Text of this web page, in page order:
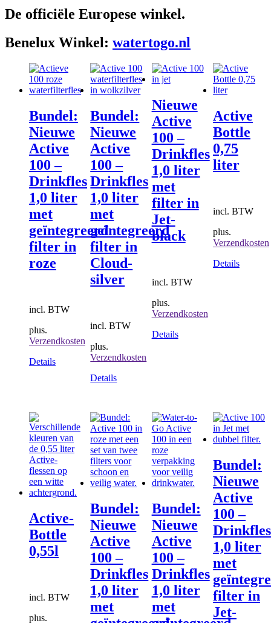
De officiële Europese winkel.
Benelux Winkel: watertogo.nl
Bundel:
Nieuwe
Active
100 –
Drinkfles
1,0 liter
met
geïntegreerd
filter in
roze
incl. BTW
plus.
Verzendkosten
Details
Bundel:
Nieuwe
Active
100 –
Drinkfles
1,0 liter
met
geïntegreerd
filter in
Cloud-
silver
incl. BTW
plus.
Verzendkosten
Details
Nieuwe
Active
100 –
Drinkfles
1,0 liter
met
filter in
Jet-
black
incl. BTW
plus.
Verzendkosten
Details
Active
Bottle
0,75
liter
incl. BTW
plus.
Verzendkosten
DetailsDit
Active-
Bottle
0,55l
incl. BTW
plus.
Bundel:
Nieuwe
Active
100 –
Drinkfles
1,0 liter
met
Bundel:
Nieuwe
Active
100 –
Drinkfles
1,0 liter
met
Bundel:
Nieuwe
Active
100 –
Drinkfles
1,0 liter
met
filter in
Jet-